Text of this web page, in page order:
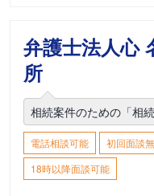
弁護士法人心
所
相続案件のための「相
電話相談可能 初回面談
18時以降面談可能